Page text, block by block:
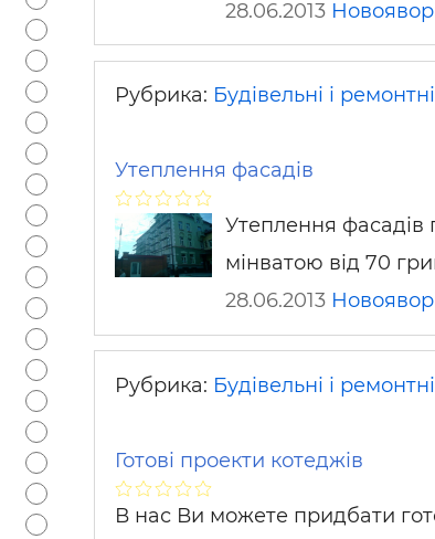
Будівельні і ремонтні
28.06.2013
Рубрика: Будівельні і
Утеплення фасадів
Утеплення фасадів
мінватою від 70
28.06.2013
Рубрика: Будівельні і
Готові проекти котеджів
В нас Ви можете придбати